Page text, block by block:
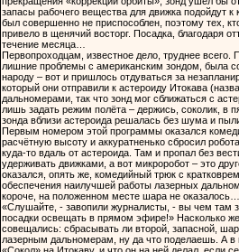
запасы рабочего вещества для движка подойдут к
был совершенно не приспособлен, поэтому тех,
привело в щенячий восторг. Посадка, благодаря
течение месяца…
Первопроходцам, известное дело, труднее
лишние проблемы с американским зондом, была
народу – вот и пришлось отдуваться за
который они отправили к астероиду Итокава
дальномерами, так что зонд мог сближаться с
лишь задать режим полёта – держись, соколик, в
зонда вблизи астероида решалась без шума и
Первым номером этой программы оказался
расчётную высоту и аккуратненько сбросил
куда-то вдаль от астероида. Там и пропал без
удерживать движками, а вот микроробот – это
оказался, опять же, комедийный трюк с
обеспечения наилучшей работы лазерных
короче, на положенном месте шара не
«Слушайте, - завопили журналисты, - вы чем там
посадки освещать в прямом эфире!» Насколько
совещались: сбрасывать ли второй, запасной,
лазерным дальномерам, ну да что поделаешь. А в